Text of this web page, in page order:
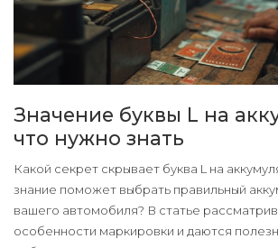
Значение буквы L на
что нужно знать
Какой секрет скрывает буква L на
знание поможет выбрать правильный
вашего автомобиля? В статье
особенности маркировки и даются